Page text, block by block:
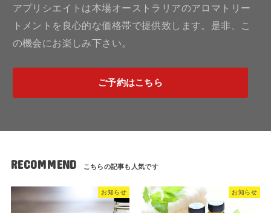
アプリシエイトは本場オーストラリアのアロマトリー
トメントを良心的な価格帯で提供致します。是非、こ
の機会にお楽しみ下さい。
ご予約はこちら
RECOMMEND
お知らせ お知らせ